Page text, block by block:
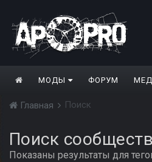
МОДЫ ФОРУМ
Главная Поиск
Поиск
Показаны результаты для